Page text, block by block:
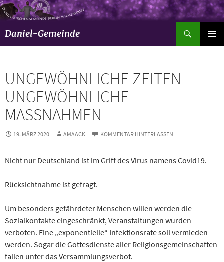
Daniel-Gemeinde
UNGEWÖHNLICHE ZEITEN –
UNGEWÖHNLICHE
MASSNAHMEN
19. MÄRZ 2020 AMAACK KOMMENTAR HINTERLASSEN
Nicht nur Deutschland ist im Griff des Virus namens Covid19.
Rücksichtnahme ist gefragt.
Um besonders gefährdeter Menschen willen werden die
Sozialkontakte eingeschränkt, Veranstaltungen wurden
verboten. Eine „exponentielle“ Infektionsrate soll vermieden
werden. Sogar die Gottesdienste aller Religionsgemeinschaften
fallen unter das Versammlungsverbot.